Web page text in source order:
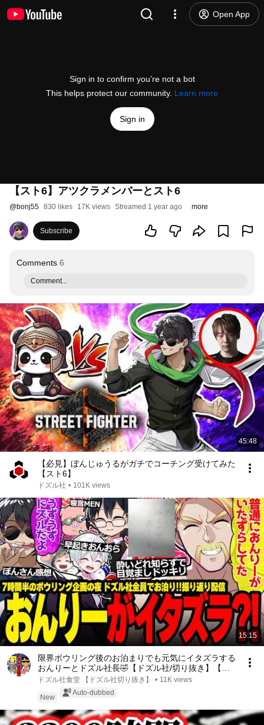
Open App
Sign in to confirm you’re not a bot
This helps protect our community. Learn more
Sign in
【スト6】アツクラメンバーとスト6
@bonj55 830 likes 17K views Streamed 1 year ago more
Subscribe
Comments 6
Comment...
45:48
【必見】ぼんじゅうるがガチでコーチング受けてみた
【スト6】
ドズル社 • 101K views
15:15
限界ボウリング後のお泊まりでも元気にイタズラする
おんりーとドズル社長🤣【ドズル社/切り抜き】【ド
ズル/ぼんじゅうる】
ドズル社食堂 【ドズル社切り抜き】 • 11K views
New
Auto-dubbed